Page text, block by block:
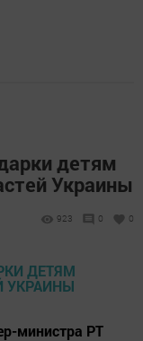
детям
Украины
923 0 0
министра РТ